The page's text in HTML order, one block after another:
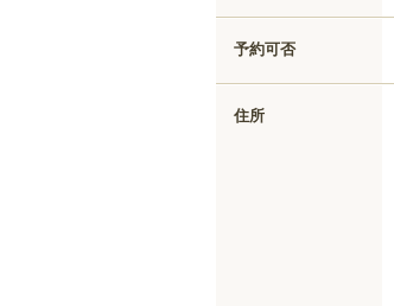
予約可否
住所